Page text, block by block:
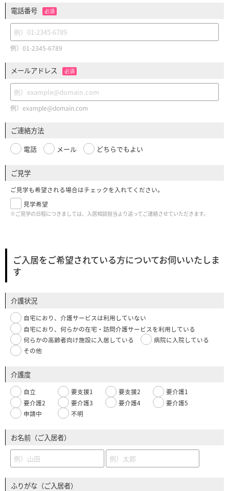
電話番号 必須
例）01-2345-6789
メールアドレス 必須
例）example@domain.com
ご連絡方法
電話 メール どちらでもよい
ご見学
ご見学も希望される場合はチェックを入れてください。
見学希望
※ご見学の日程につきましては、入居相談担当より追ってご連絡させていただきます。
ご入居をご希望されている方についてお伺いいたしま
す
介護状況
自宅におり、介護サービスは利用していない
自宅におり、何らかの在宅・訪問介護サービスを利用している
何らかの高齢者向け施設に入居している
病院に入院している
その他
介護度
自立 要支援1 要支援2
要介護1
要介護2
要介護3 要介護4
要介護5
申請中
不明
お名前（ご入居者）
ふりがな（ご入居者）